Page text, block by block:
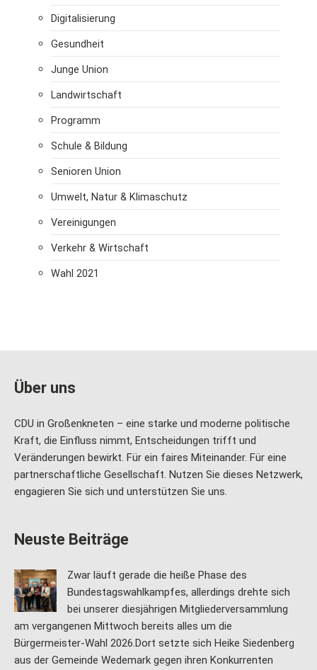
Digitalisierung
Gesundheit
Junge Union
Landwirtschaft
Programm
Schule & Bildung
Senioren Union
Umwelt, Natur & Klimaschutz
Vereinigungen
Verkehr & Wirtschaft
Wahl 2021
Über uns
CDU in Großenkneten – eine starke und moderne politische
Kraft, die Einfluss nimmt, Entscheidungen trifft und
Veränderungen bewirkt. Für ein faires Miteinander. Für eine
partnerschaftliche Gesellschaft. Nutzen Sie dieses Netzwerk,
engagieren Sie sich und unterstützen Sie uns.
Neuste Beiträge
Zwar läuft gerade die heiße Phase des
Bundestagswahlkampfes, allerdings drehte sich
bei unserer diesjährigen Mitgliederversammlung
am vergangenen Mittwoch bereits alles um die
Bürgermeister-Wahl 2026.Dort setzte sich Heike Siedenberg
aus der Gemeinde Wedemark gegen ihren Konkurrenten